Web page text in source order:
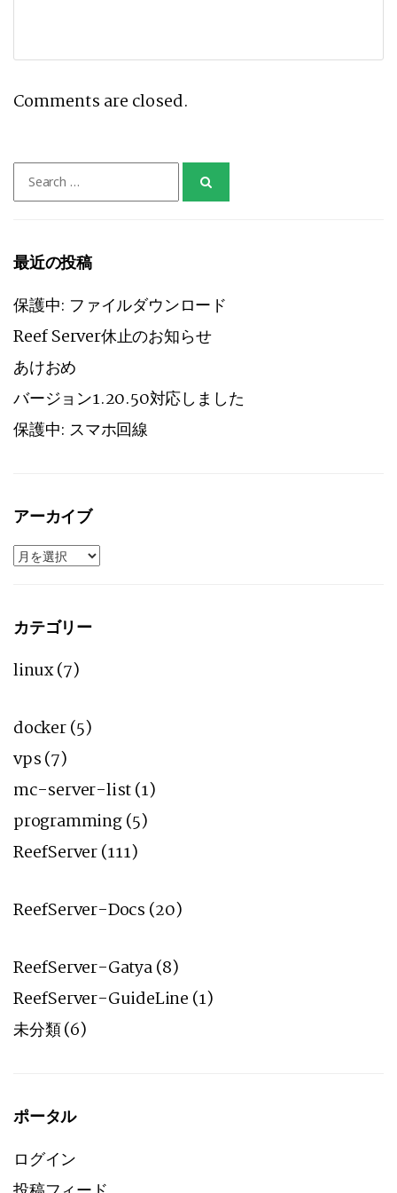
Comments are closed.
for:
最近の投稿
保護中: ファイルダウンロード
Reef Server休止のお知らせ
あけおめ
バージョン1.20.50対応しました
保護中: スマホ回線
アーカイブ
ア
ー
ブ
カテゴリー
linux(7)
docker(5)
vps(7)
mc-server-list(1)
programming(5)
ReefServer(111)
ReefServer-Docs (20)
ReefServer-Gatya(8)
ReefServer-GuideLine (1)
未分類(6)
ポータル
ログイン